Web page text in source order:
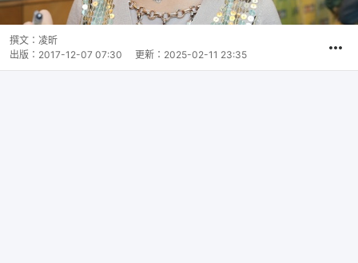
撰文： 凌昕
出版： 2017-12-07 07:30 更新： 2025-02-11 23:35